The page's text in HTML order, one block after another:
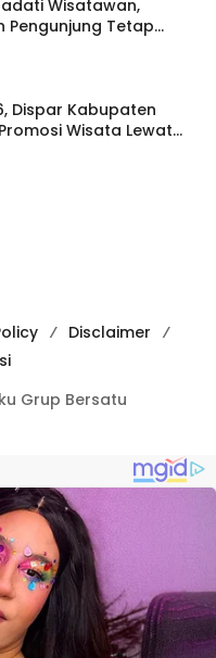
Wisatawan,
Pengunjung Tetap
Dispar Kabupaten
Wisata Lewat
Disclaimer
Grup Bersatu